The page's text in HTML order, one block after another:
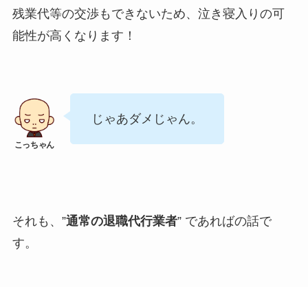
残業代等の交渉もできないため、泣き寝入りの可
能性が高くなります！
じゃあダメじゃん。
それも、”通常の退職代行業者” であればの話で
す。